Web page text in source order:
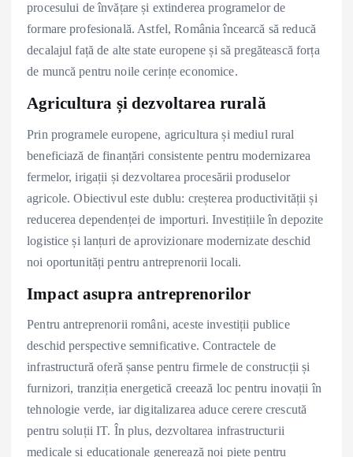
procesului de învățare și extinderea programelor de
formare profesională. Astfel, România încearcă să reducă
decalajul față de alte state europene și să pregătească forța
de muncă pentru noile cerințe economice.
Agricultura și dezvoltarea rurală
Prin programele europene, agricultura și mediul rural
beneficiază de finanțări consistente pentru modernizarea
fermelor, irigații și dezvoltarea procesării produselor
agricole. Obiectivul este dublu: creșterea productivității și
reducerea dependenței de importuri. Investițiile în depozite
logistice și lanțuri de aprovizionare modernizate deschid
noi oportunități pentru antreprenorii locali.
Impact asupra antreprenorilor
Pentru antreprenorii români, aceste investiții publice
deschid perspective semnificative. Contractele de
infrastructură oferă șanse pentru firmele de construcții și
furnizori, tranziția energetică creează loc pentru inovații în
tehnologie verde, iar digitalizarea aduce cerere crescută
pentru soluții IT. În plus, dezvoltarea infrastructurii
medicale și educaționale generează noi piețe pentru